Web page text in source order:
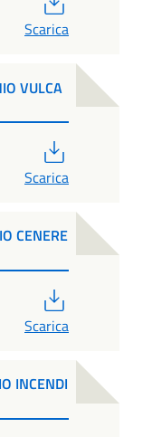
Scarica
VULCA
Scarica
CENERE
Scarica
INCENDI